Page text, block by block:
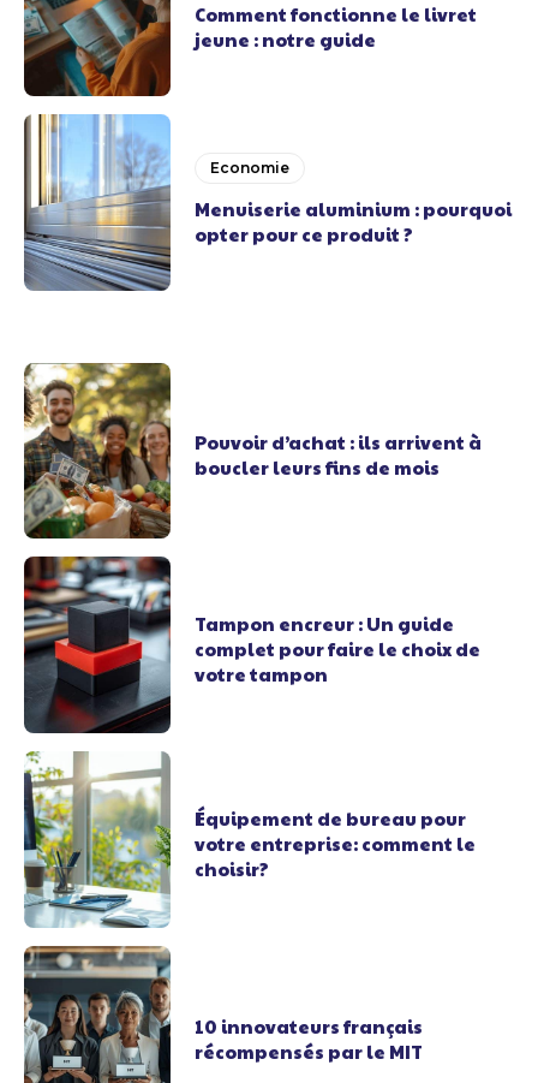
Comment fonctionne le livret
jeune : notre guide
Economie
Menuiserie aluminium : pourquoi
opter pour ce produit ?
Pouvoir d’achat : ils arrivent à
boucler leurs fins de mois
Tampon encreur : Un guide
complet pour faire le choix de
votre tampon
Équipement de bureau pour
votre entreprise: comment le
choisir?
10 innovateurs français
récompensés par le MIT